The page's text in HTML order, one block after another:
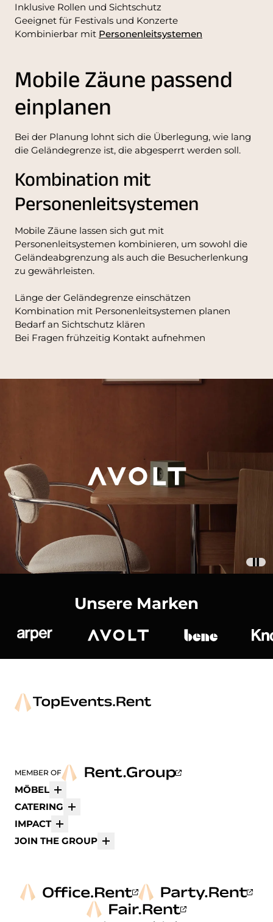
Inklusive Rollen und Sichtschutz
Geeignet für Festivals und Konzerte
Kombinierbar mit Personenleitsystemen
Mobile Zäune passend
einplanen
Bei der Planung lohnt sich die Überlegung, wie lang
die Geländegrenze ist, die abgesperrt werden soll.
Kombination mit
Personenleitsystemen
Mobile Zäune lassen sich gut mit
Personenleitsystemen kombinieren, um sowohl die
Geländeabgrenzung als auch die Besucherlenkung
zu gewährleisten.
Länge der Geländegrenze einschätzen
Kombination mit Personenleitsystemen planen
Bedarf an Sichtschutz klären
Bei Fragen frühzeitig Kontakt aufnehmen
Unsere Marken
MEMBER OF
MÖBEL
CATERING
IMPACT
JOIN THE GROUP